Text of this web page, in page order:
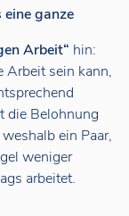
ganze
Arbeit“ hin:
Arbeit sein kann,
die Belohnung
ein Paar,
weniger
arbeitet.